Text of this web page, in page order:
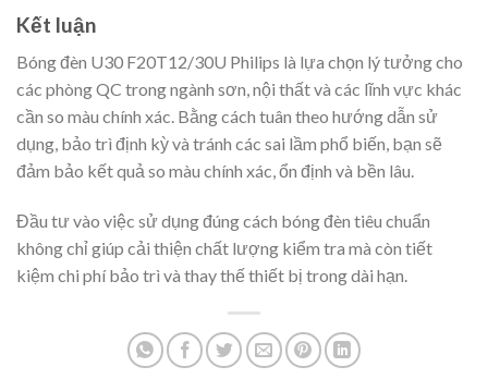
Kết luận
Bóng đèn U30 F20T12/30U Philips là lựa chọn lý tưởng cho
các phòng QC trong ngành sơn, nội thất và các lĩnh vực khác
cần so màu chính xác. Bằng cách tuân theo hướng dẫn sử
dụng, bảo trì định kỳ và tránh các sai lầm phổ biến, bạn sẽ
đảm bảo kết quả so màu chính xác, ổn định và bền lâu.
Đầu tư vào việc sử dụng đúng cách bóng đèn tiêu chuẩn
không chỉ giúp cải thiện chất lượng kiểm tra mà còn tiết
kiệm chi phí bảo trì và thay thế thiết bị trong dài hạn.